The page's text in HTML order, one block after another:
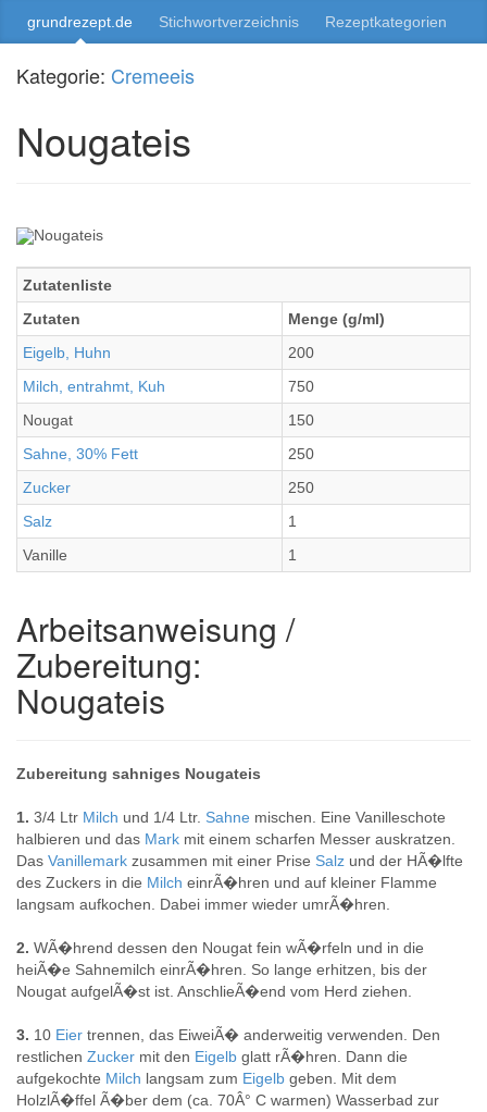
grundrezept.de Stichwortverzeichnis Rezeptkategorien
Kategorie: Cremeeis
Nougateis
Zutatenliste
Zutaten
Menge (g/ml)
Eigelb, Huhn
200
Milch, entrahmt, Kuh
750
Nougat
150
Sahne, 30% Fett
250
Zucker
250
Salz
1
Vanille
1
Arbeitsanweisung /
Zubereitung:
Nougateis
Zubereitung sahniges Nougateis
1. 3/4 Ltr Milch und 1/4 Ltr. Sahne mischen. Eine Vanilleschote
halbieren und das Mark mit einem scharfen Messer auskratzen.
Das Vanillemark zusammen mit einer Prise Salz und der HÃ�lfte
des Zuckers in die Milch einrÃ�hren und auf kleiner Flamme
langsam aufkochen. Dabei immer wieder umrÃ�hren.
2. WÃ�hrend dessen den Nougat fein wÃ�rfeln und in die
heiÃ�e Sahnemilch einrÃ�hren. So lange erhitzen, bis der
Nougat aufgelÃ�st ist. AnschlieÃ�end vom Herd ziehen.
3. 10 Eier trennen, das EiweiÃ� anderweitig verwenden. Den
restlichen Zucker mit den Eigelb glatt rÃ�hren. Dann die
aufgekochte Milch langsam zum Eigelb geben. Mit dem
HolzlÃ�ffel Ã�ber dem (ca. 70Â° C warmen) Wasserbad zur